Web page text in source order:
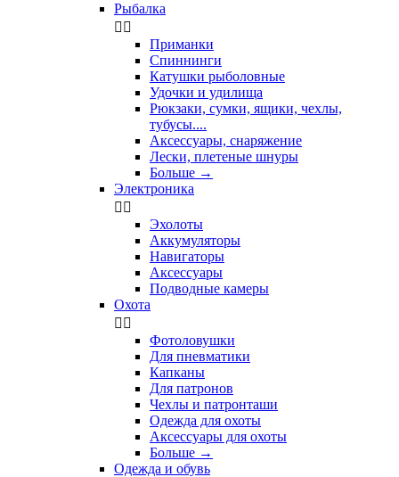
Рыбалка
 
Приманки
Спиннинги
Катушки рыболовные
Удочки и удилища
Рюкзаки, сумки, ящики, чехлы,
тубусы....
Аксессуары, снаряжение
Лески, плетеные шнуры
Больше →
Электроника
 
Эхолоты
Аккумуляторы
Навигаторы
Аксессуары
Подводные камеры
Охота
 
Фотоловушки
Для пневматики
Капканы
Для патронов
Чехлы и патронташи
Одежда для охоты
Аксессуары для охоты
Больше →
Одежда и обувь